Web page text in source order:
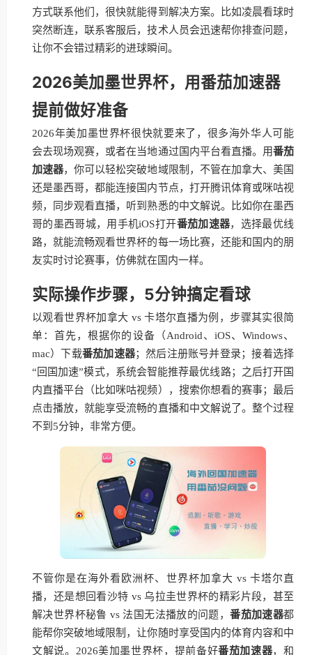
方式联系他们，很快就能得到解决方案。比如凌晨看球时
突然断连，联系客服后，技术人员会迅速帮你排查问题，
让你不会错过精彩的进球瞬间。
2026美加墨世界杯，用番茄加速器
提前做好准备
2026年美加墨世界杯很快就要来了，很多海外华人可能
会去现场观赛，或者在当地通过国内平台看直播。用番茄
加速器，你可以轻松突破地域限制，不管在加拿大、美国
还是墨西哥，都能连接国内节点，打开腾讯体育或咪咕视
频，同步观看直播，听到熟悉的中文解说。比如你在墨西
哥的墨西哥城，用手机iOS打开番茄加速器，选择最优线
路，就能流畅观看世界杯的每一场比赛，还能和国内的朋
友实时讨论赛事，仿佛就在国内一样。
实际操作步骤，5分钟搞定看球
以观看世界杯加拿大 vs 卡塔尔直播为例，步骤其实很简
单：首先，根据你的设备（Android、iOS、Windows、
mac）下载番茄加速器；然后注册账号并登录；接着选择
“回国加速”模式，系统会智能推荐最优线路；之后打开国
内直播平台（比如咪咕视频），搜索你想看的赛事；最后
点击播放，就能享受流畅的直播和中文解说了。整个过程
不到5分钟，非常方便。
不管你是在海外看欧洲杯、世界杯加拿大 vs 卡塔尔直
播，还是想回看沙特 vs 乌拉圭世界杯的精彩片段，甚至
解决世界杯秘鲁 vs 法国无法播放的问题，番茄加速器都
能帮你突破地域限制，让你随时享受国内的体育内容和中
文解说。2026美加墨世界杯，提前备好番茄加速器，和